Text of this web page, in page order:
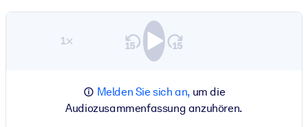
1×
Melden Sie sich an,um die
Audiozusammenfassung anzuhören.